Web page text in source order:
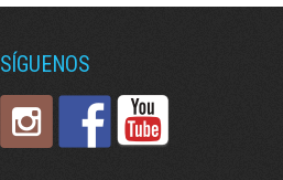
SÍGUENOS